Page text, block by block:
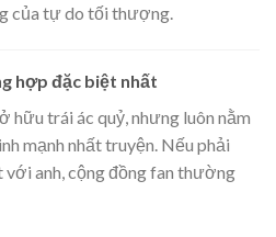
của tự do tối thượng.
hợp đặc biệt nhất
trái ác quỷ, nhưng luôn nằm
mạnh nhất truyện. Nếu phải
anh, cộng đồng fan thường